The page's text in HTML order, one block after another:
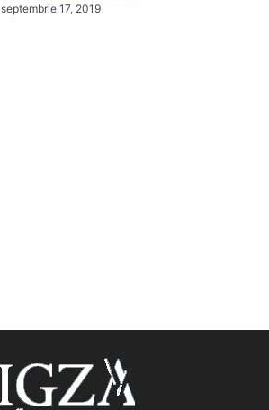
septembrie 17, 2019